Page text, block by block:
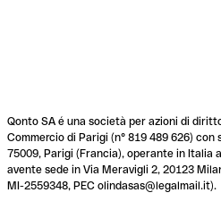
Qonto SA é una società per azioni di
Commercio di Parigi (n° 819 489 626) con
75009, Parigi (Francia), operante in Italia
avente sede in Via Meravigli 2, 20123
MI-2559348, PEC olindasas@legalmail.it).